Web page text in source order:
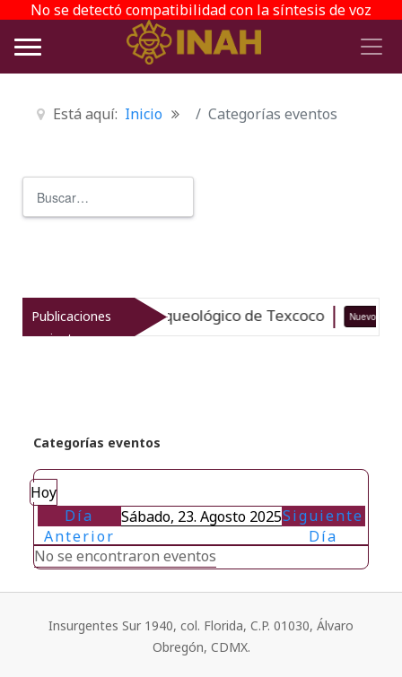
No se detectó compatibilidad con la síntesis de voz
Está aquí: Inicio Categorías eventos
Publicaciones
recientes
el patrimonio arqueológico de Texcoco Nuevo
Categorías eventos
Hoy
Día
Anterior
Sábado, 23. Agosto 2025Siguiente
Día
No se encontraron eventos
Insurgentes Sur 1940, col. Florida, C.P. 01030, Álvaro
Obregón, CDMX.